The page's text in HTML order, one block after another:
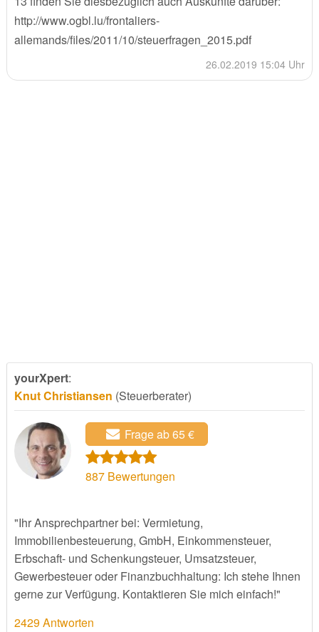
http://www.ogbl.lu/frontaliers-
allemands/files/2011/10/steuerfragen_2015.pdf
26.02.2019 15:04 Uhr
yourXpert:
Knut Christiansen (Steuerberater)
Frage ab 65 €
887Bewertungen
"Ihr Ansprechpartner bei: Vermietung,
Immobilienbesteuerung, GmbH, Einkommensteuer,
Erbschaft- und Schenkungsteuer, Umsatzsteuer,
Gewerbesteuer oder Finanzbuchhaltung: Ich stehe Ihnen
gerne zur Verfügung. Kontaktieren Sie mich einfach!"
2429 Antworten